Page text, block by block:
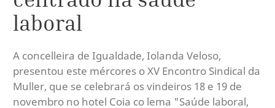
laboral
A concelleira de Igualdade, Iolanda Veloso,
presentou este mércores o XV Encontro Sindical da
Muller, que se celebrará os vindeiros 18 e 19 de
novembro no hotel Coia co lema "Saúde laboral,